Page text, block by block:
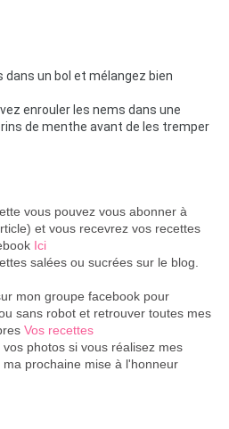
un bol et mélangez bien
enrouler les nems dans une
de menthe avant de les tremper
vous pouvez vous abonner à
et vous recevrez vos recettes
Ici
salées ou sucrées sur le blog.
mon groupe facebook pour
sans robot et retrouver toutes mes
Vos recettes
photos si vous réalisez mes
prochaine mise à l'honneur